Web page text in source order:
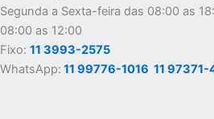
Segunda a Sexta-feira das 08:00 as
08:00 as 12:00
Fixo: 11 3993-2575
WhatsApp: 11 99776-1016 11 97371-